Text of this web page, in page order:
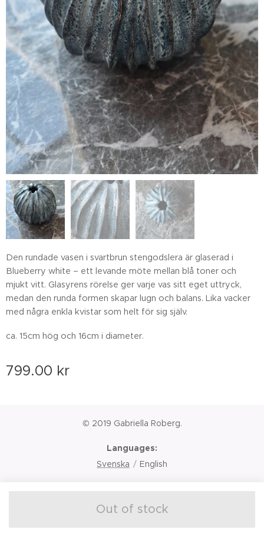
Den rundade vasen i svartbrun stengodslera är glaserad i
Blueberry white – ett levande möte mellan blå toner och
mjukt vitt. Glasyrens rörelse ger varje vas sitt eget uttryck,
medan den runda formen skapar lugn och balans. Lika vacker
med några enkla kvistar som helt för sig själv.
ca. 15cm hög och 16cm i diameter.
799.00 kr
Out of stock
© 2019 Gabriella Roberg.
Languages
Svenska
English